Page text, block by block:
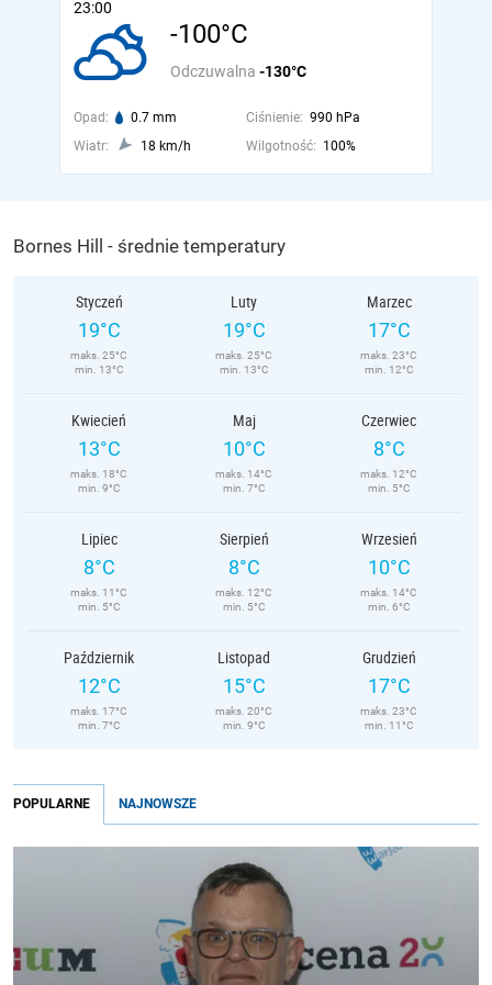
23:00
-100°C
Odczuwalna -130°C
Opad: 0.7 mm Ciśnienie: 990 hPa
Wiatr:
18 km/h Wilgotność: 100%
Bornes Hill - średnie temperatury
Styczeń
19°C
maks. 25°C
min. 13°C
Luty
19°C
maks. 25°C
min. 13°C
Marzec
17°C
maks. 23°C
min. 12°C
Kwiecień
13°C
maks. 18°C
min. 9°C
Maj
10°C
maks. 14°C
min. 7°C
Czerwiec
8°C
maks. 12°C
min. 5°C
Lipiec
8°C
maks. 11°C
min. 5°C
Sierpień
8°C
maks. 12°C
min. 5°C
Wrzesień
10°C
maks. 14°C
min. 6°C
Październik
12°C
maks. 17°C
min. 7°C
Listopad
15°C
maks. 20°C
min. 9°C
Grudzień
17°C
maks. 23°C
min. 11°C
POPULARNE NAJNOWSZE